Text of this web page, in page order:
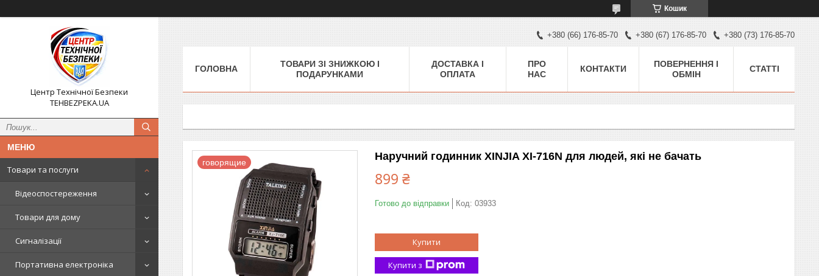
Кошик
Центр Технічної Безпеки
TEHBEZPEKA.UA
Товари та послуги
Відеоспостереження
Товари для дому
Сигналізації
Портативна електроніка
+380 (66) 176-85-70 +380 (67) 176-85-70 +380 (73) 176-85-70
ГОЛОВНА
ТОВАРИ ЗІ ЗНИЖКОЮ І
ПОДАРУНКАМИ
ДОСТАВКА І
ОПЛАТА
ПРО
НАС
КОНТАКТИ
ПОВЕРНЕННЯ І
ОБМІН
СТАТТІ
говорящие Наручний годинник XINJIA XI-716N для людей, які не бачать
899 ₴
Готово до відправки Код: 03933
Купити
Купити з